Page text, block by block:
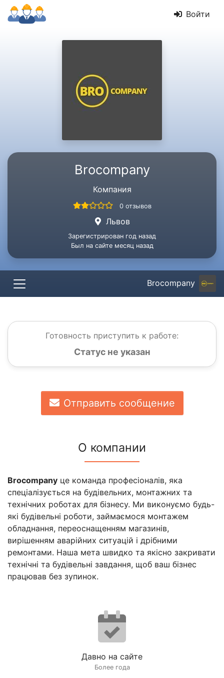
Войти
Brocompany
Компания
0 отзывов
Львов
Зарегистрирован год назад
Был на сайте месяц назад
Brocompany
Готовность приступить к работе:
Статус не указан
Отправить сообщение
О компании
Brocompany це команда професіоналів, яка
спеціалізується на будівельних, монтажних та
технічних роботах для бізнесу. Ми виконуємо будь-
які будівельні роботи, займаємося монтажем
обладнання, переоснащенням магазинів,
вирішенням аварійних ситуацій і дрібними
ремонтами. Наша мета швидко та якісно закривати
технічні та будівельні завдання, щоб ваш бізнес
працював без зупинок.
Давно на сайте
Более года